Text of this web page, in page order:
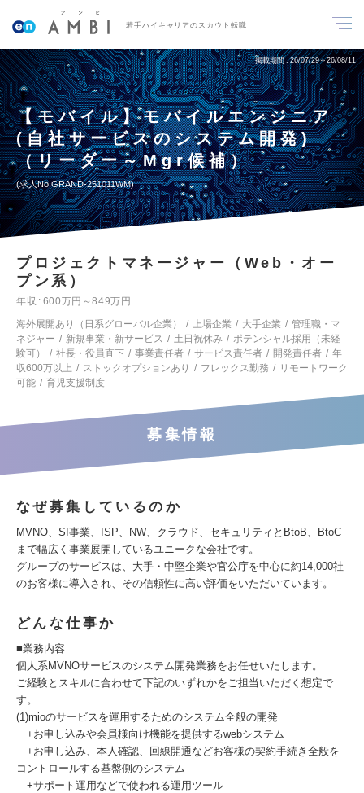
若手ハイキャリアのスカウト転職
掲載期間 26/07/29～26/08/11
【モバイル】モバイルエンジニア
(自社サービスのシステム開発)
（リーダー～Mgr候補）
求人No.GRAND-251011WM
プロジェクトマネージャー（Web・オー
プン系）
年収
600万円～849万円
海外展開あり（日系グローバル企業）
上場企業 大手企業
管理職・マ
ネジャー
新規事業・新サービス 土日祝休み
ポテンシャル採用（未経
験可）
社長・役員直下 事業責任者 サービス責任者 開発責任者
年
収600万以上
ストックオプションあり フレックス勤務
リモートワーク
可能
育児支援制度
募集情報
なぜ募集しているのか
MVNO、SI事業、ISP、NW、クラウド、セキュリティとBtoB、BtoC
まで幅広く事業展開しているユニークな会社です。
グループのサービスは、大手・中堅企業や官公庁を中心に約14,000社
のお客様に導入され、その信頼性に高い評価をいただいています。
どんな仕事か
■業務内容
個人系MVNOサービスのシステム開発業務をお任せいたします。
ご経験とスキルに合わせて下記のいずれかをご担当いただく想定で
す。
(1)mioのサービスを運用するためのシステム全般の開発
+お申し込みや会員様向け機能を提供するwebシステム
+お申し込み、本人確認、回線開通などお客様の契約手続き全般を
コントロールする基盤側のシステム
+サポート運用などで使われる運用ツール